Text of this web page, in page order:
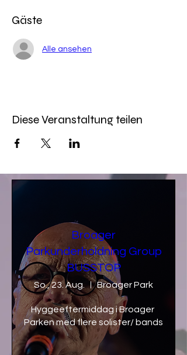
Gäste
Alle ansehen
Diese Veranstaltung teilen
Broager
Parkunderholdning Group
BUSSTOP
So., 23. Aug. Broager Park
Hyggeeftermiddag i Broager
Parken med flere solister/ bands